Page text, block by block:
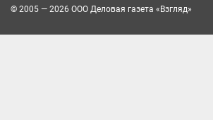
© 2005 — 2026 ООО Деловая газета «Взгляд»